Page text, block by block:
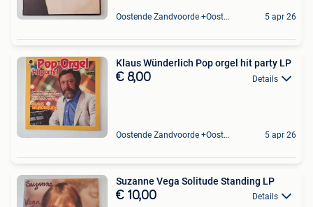
Oostende Zandvoorde +Oostende 5 apr 26
Klaus Wünderlich Pop orgel hit party LP
€ 8,00 Details
Oostende Zandvoorde +Oostende 5 apr 26
Suzanne Vega Solitude Standing LP
€ 10,00 Details